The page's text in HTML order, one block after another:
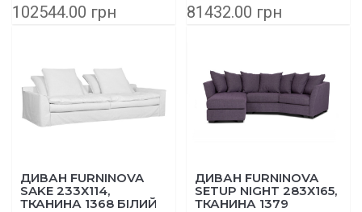
102544.00 грн 81432.00 грн
ДИВАН FURNINOVA
SAKE 233Х114,
ТКАНИНА 1368 БІЛИЙ
ДИВАН FURNINOVA
SETUP NIGHT 283Х165,
ТКАНИНА 1379